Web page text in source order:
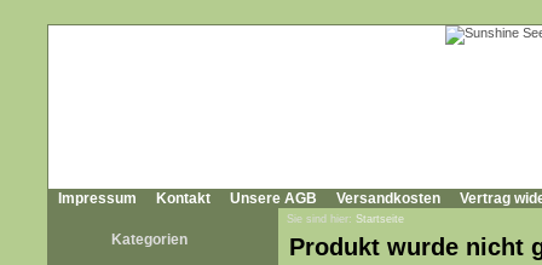
Impressum Kontakt Unsere AGB Versandkosten Vertrag
Kategorien
Sie sind hier: Startseite
Produkt wurde nicht